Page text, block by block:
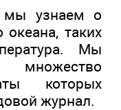
мы узнаем о
таких
Мы
которых
журнал.